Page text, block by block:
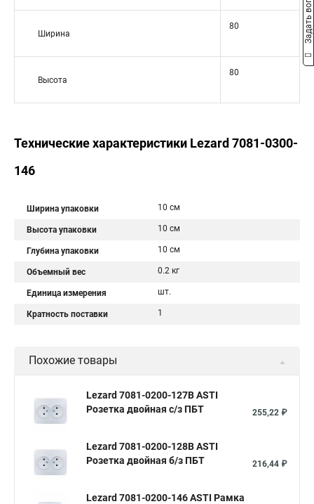
Ширина
80
Высота
80
Технические характеристики Lezard 7081-0300-
146
Ширина упаковки 10 см
Высота упаковки 10 см
Глубина упаковки 10 см
Объемный вес 0.2 кг
Единица измерения шт.
Кратность поставки 1
Похожие товары
Lezard 7081-0200-127B ASTI
Розетка двойная с/з ПБТ
255,22 ₽
Lezard 7081-0200-128B ASTI
Розетка двойная б/з ПБТ
216,44 ₽
Lezard 7081-0200-146 ASTI Рамка
Задать вопрос